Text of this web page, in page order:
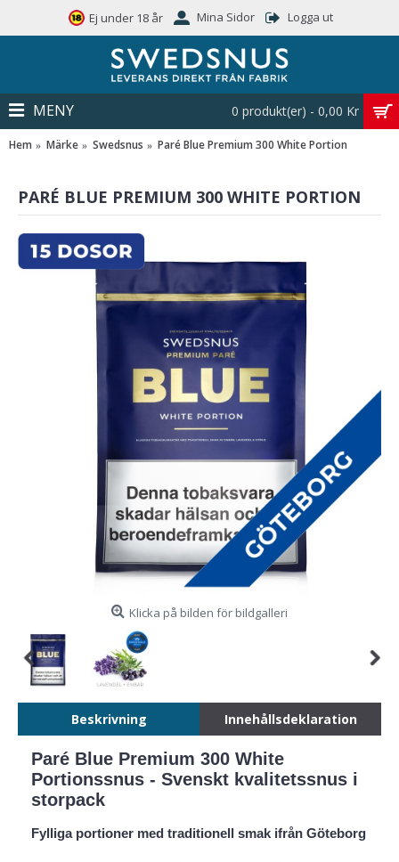
Ej under 18 år Mina Sidor Logga ut
0 produkt(er) - 0,00 Kr
MENY
Hem Märke Swedsnus Paré Blue Premium 300 White Portion
PARÉ BLUE PREMIUM 300 WHITE PORTION
Klicka på bilden för bildgalleri
Beskrivning Innehållsdeklaration
Paré Blue Premium 300 White
Portionssnus - Svenskt kvalitetssnus i
storpack
Fylliga portioner med traditionell smak ifrån Göteborg